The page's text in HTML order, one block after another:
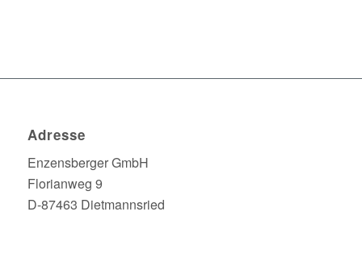
Adresse
Enzensberger GmbH
Florianweg 9
D-87463 Dietmannsried